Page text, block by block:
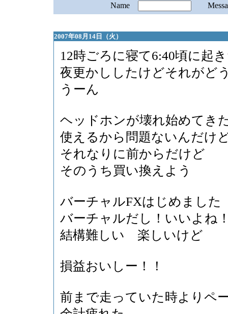
Name
2007年08月14日（火）
12時ごろに寝て6:40頃に起
夜更かししたけどそれがど
うーん
ヘッドホンが壊れ始めてき
使えるから問題ないんだけ
それなりに前からだけど
そのうち買い換えよう
バーチャルFXはじめました
バーチャルだし！いいよね
結構難しい 楽しいけど
損益おいしー！！
前まで走っていた時よりペ